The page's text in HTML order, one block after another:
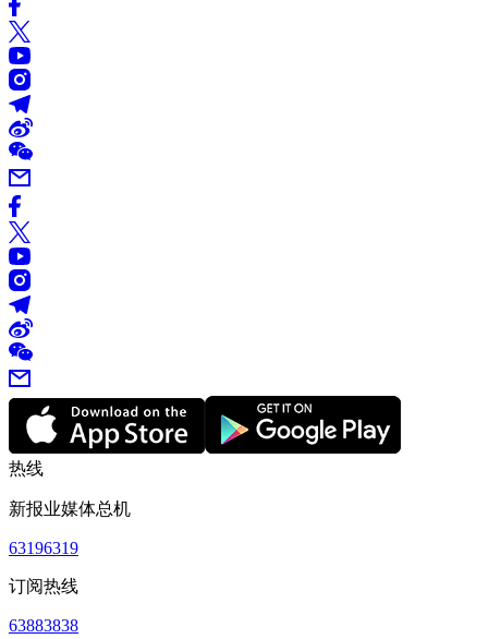
热线
新报业媒体总机
63196319
订阅热线
63883838